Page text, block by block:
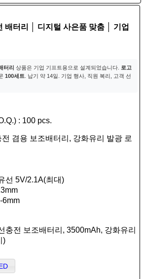
배터리 │ 디지털 사은품 맞춤 │ 기업
터리 상품은 기업 기프트용으로 설계되었습니다.
로고
100세트 . 납기 약 14일. 기업 행사, 직원 복리, 고객 선
: 100 pcs.
겸용 보조배터리, 강화유리 발광 로
선 5V/2.1A(최대)
6mm
충전 보조배터리, 3500mAh, 강화유리
)